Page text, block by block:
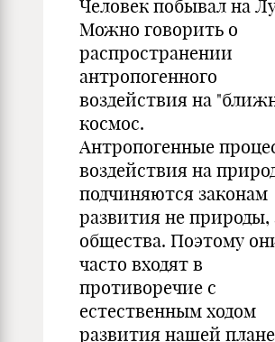
Человек побывал на
Можно говорить о
распространении
антропогенного
воздействия на
космос.
Антропогенные
воздействия на
подчиняются законам
развития не природы,
общества. Поэтому
часто входят в
противоречие с
естественным ходом
развития нашей